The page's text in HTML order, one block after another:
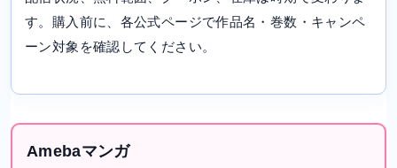
す。購入前に、各公式ページで作品名・巻数・キャンペ
ーン対象を確認してください。
Amebaマンガ